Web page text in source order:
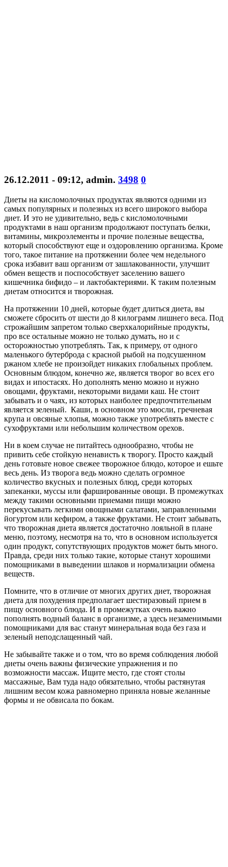
26.12.2011 - 09:12, admin. 3498 0
Диеты на кисломолочных продуктах являются одними из
самых популярных и полезных из всего широкого выбора
диет. И это не удивительно, ведь с кисломолочными
продуктами в наш организм продолжают поступать белки,
витамины, микроэлементы и прочие полезные вещества,
который способствуют еще и оздоровлению организма. Кроме
того, такое питание на протяжении более чем недельного
срока избавит ваш организм от зашлакованности, улучшит
обмен веществ и поспособствует заселению вашего
кишечника бифидо – и лактобактериями. К таким полезным
диетам относится и творожная.
На протяжении 10 дней, которые будет длиться диета, вы
сможете сбросить от шести до 8 килограмм лишнего веса. Под
строжайшим запретом только сверхкалорийные продукты,
про все остальные можно не только думать, но и с
осторожностью употреблять. Так, к примеру, от одного
маленького бутерброда с красной рыбой на подсушенном
ржаном хлебе не произойдет никаких глобальных проблем.
Основным блюдом, конечно же, является творог во всех его
видах и ипостасях. Но дополнять меню можно и нужно
овощами, фруктами, некоторыми видами каш. Не стоит
забывать и о чаях, из которых наиболее предпочтительным
является зеленый. Каши, в основном это мюсли, гречневая
крупа и овсяные хлопья, можно также употреблять вместе с
сухофруктами или небольшим количеством орехов.
Ни в коем случае не питайтесь однообразно, чтобы не
привить себе стойкую ненависть к творогу. Просто каждый
день готовьте новое свежее творожное блюдо, которое и ешьте
весь день. Из творога ведь можно сделать огромное
количество вкусных и полезных блюд, среди которых
запеканки, муссы или фаршированные овощи. В промежутках
между такими основными приемами пищи можно
перекусывать легкими овощными салатами, заправленными
йогуртом или кефиром, а также фруктами. Не стоит забывать,
что творожная диета является достаточно лояльной в плане
меню, поэтому, несмотря на то, что в основном используется
один продукт, сопутствующих продуктов может быть много.
Правда, среди них только такие, которые станут хорошими
помощниками в выведении шлаков и нормализации обмена
веществ.
Помните, что в отличие от многих других диет, творожная
диета для похудения предполагает шестиразовый прием в
пищу основного блюда. И в промежутках очень важно
пополнять водный баланс в организме, а здесь незаменимыми
помощниками для вас станут минеральная вода без газа и
зеленый неподслащенный чай.
Не забывайте также и о том, что во время соблюдения любой
диеты очень важны физические упражнения и по
возможности массаж. Ищите место, где стоят столы
массажные, Вам туда надо обязательно, чтобы растянутая
лишним весом кожа равномерно приняла новые желанные
формы и не обвисала по бокам.